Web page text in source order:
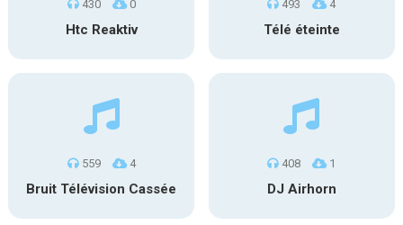
430 0
Htc Reaktiv
493 4
Télé éteinte
559 4
Bruit Télévision Cassée
408 1
DJ Airhorn